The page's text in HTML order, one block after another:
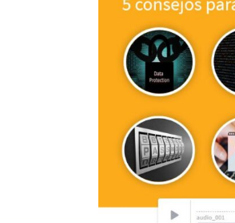
Internet
Ciudadanía
Digital